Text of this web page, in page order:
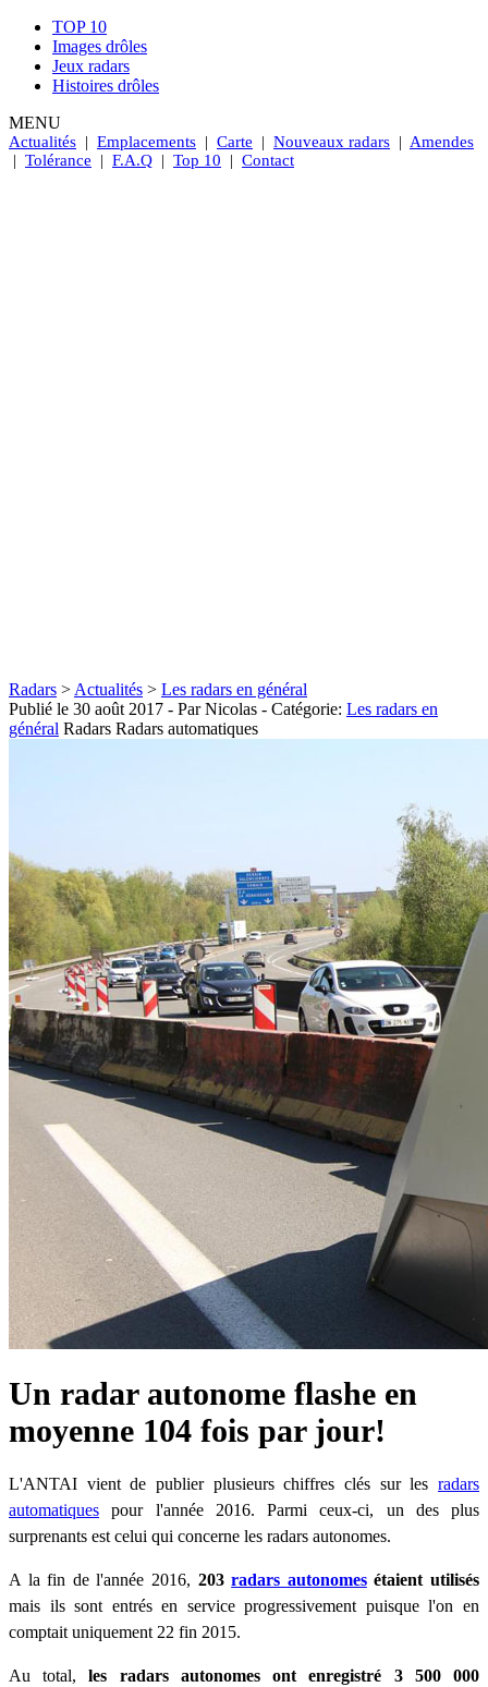
TOP 10
Images drôles
Jeux radars
Histoires drôles
MENU
Actualités | Emplacements | Carte | Nouveaux radars | Amendes
| Tolérance | F.A.Q | Top 10 | Contact
Radars > Actualités > Les radars en général
Publié le 30 août 2017 - Par Nicolas - Catégorie: Les radars en
général Radars Radars automatiques
Un radar autonome flashe en
moyenne 104 fois par jour!
L'ANTAI vient de publier plusieurs chiffres clés sur les radars
automatiques pour l'année 2016. Parmi ceux-ci, un des plus
surprenants est celui qui concerne les radars autonomes.
A la fin de l'année 2016, 203radars autonomesétaient utilisés
mais ils sont entrés en service progressivement puisque l'on en
comptait uniquement 22 fin 2015.
Au total,les radars autonomes ont enregistré 3 500 000